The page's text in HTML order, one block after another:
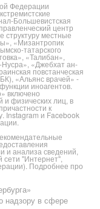
Федерации
Большевистская
центр
структуру местные
«Мизантропик
татарского
«Талибан»,
«Джебхат ан-
повстанческая
«Альянс врачей» -
иноагентов.
включено
и физических лиц, в
к
Instagram и Facebook
и анализа сведений,
"Интернет",
Подробнее про
надзору в сфере